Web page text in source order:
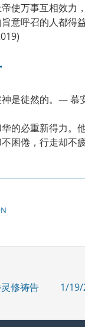
帝使万事互相效
意呼召的人都得
是徒然的。— 慕
华的必重新得力。
困倦，行走却不
修祷告 1/19/